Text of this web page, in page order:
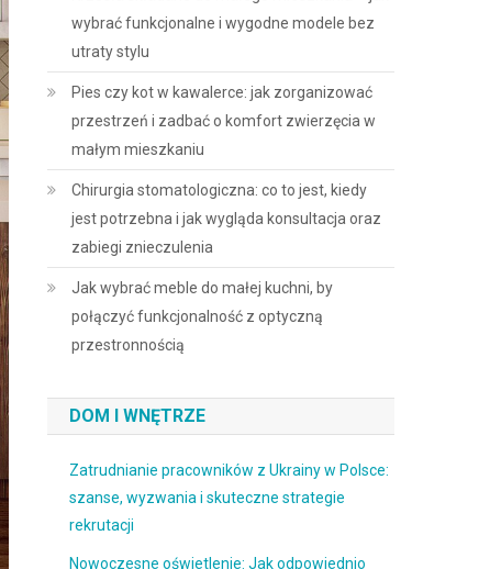
wybrać funkcjonalne i wygodne modele bez
utraty stylu
Pies czy kot w kawalerce: jak zorganizować
przestrzeń i zadbać o komfort zwierzęcia w
małym mieszkaniu
Chirurgia stomatologiczna: co to jest, kiedy
jest potrzebna i jak wygląda konsultacja oraz
zabiegi znieczulenia
Jak wybrać meble do małej kuchni, by
połączyć funkcjonalność z optyczną
przestronnością
DOM I WNĘTRZE
Zatrudnianie pracowników z Ukrainy w Polsce:
szanse, wyzwania i skuteczne strategie
rekrutacji
Nowoczesne oświetlenie: Jak odpowiednio